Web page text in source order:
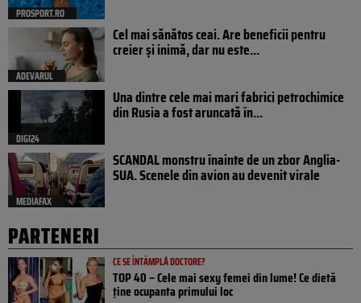
PROSPORT.RO
ADEVARUL
Cel mai sănătos ceai. Are beneficii pentru
creier și inimă, dar nu este...
DIGI24
Una dintre cele mai mari fabrici petrochimice
din Rusia a fost aruncată în...
MEDIAFAX
SCANDAL monstru înainte de un zbor Anglia-
SUA. Scenele din avion au devenit virale
PARTENERI
CE SE ÎNTÂMPLĂ DOCTORE?
TOP 40 – Cele mai sexy femei din lume! Ce dietă
ține ocupanta primului loc